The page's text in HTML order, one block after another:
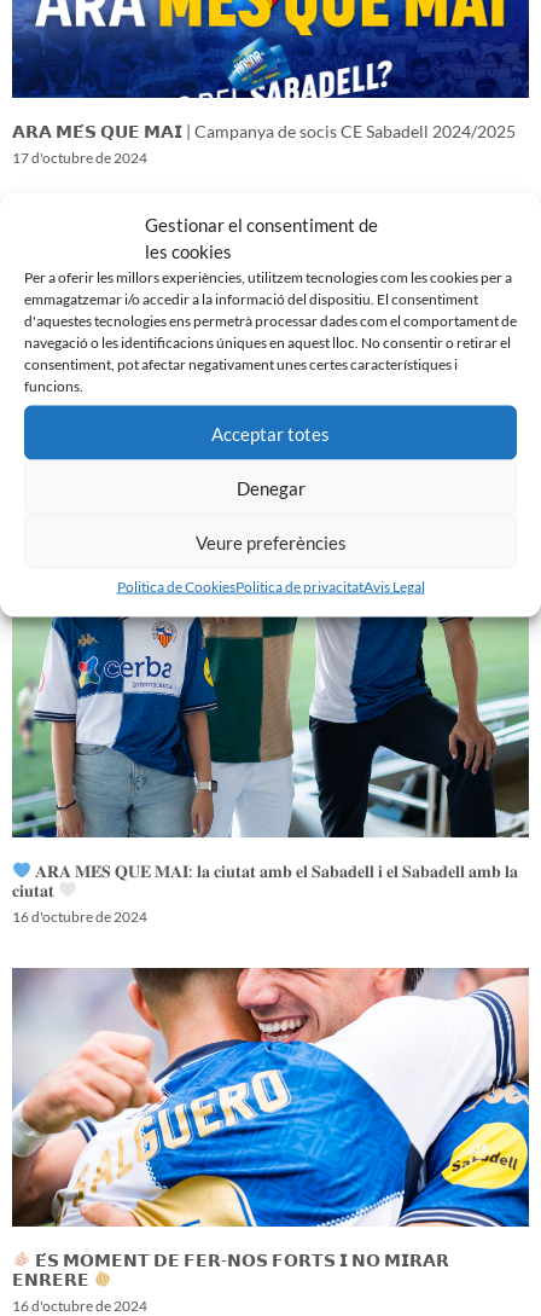
Gestionar el consentiment de
les cookies
Per a oferir les millors experiències, utilitzem tecnologies com les cookies per a
emmagatzemar i/o accedir a la informació del dispositiu. El consentiment
d'aquestes tecnologies ens permetrà processar dades com el comportament de
navegació o les identificacions úniques en aquest lloc. No consentir o retirar el
consentiment, pot afectar negativament unes certes característiques i
funcions.
Acceptar totes
Denegar
Veure preferències
Politica de CookiesPolitica de privacitatAvis Legal
𝗔𝗥𝗔 𝗠𝗘́𝗦 𝗤𝗨𝗘 𝗠𝗔𝗜 | Campanya de socis CE Sabadell 2024/2025
17 d'octubre de 2024
𝑽𝒆𝒏𝒊𝒎 𝒅’𝒖𝒏𝒂 𝒈𝒓𝒂𝒏 𝒃𝒂𝒕𝒂𝒍𝒍𝒂…𝒊 𝒂𝒏𝒆𝒎 𝒂 𝒑𝒆𝒓 𝒍𝒂 𝒔𝒆𝒈𝒖̈𝒆𝒏𝒕
𝐀𝐑𝐀 𝐌𝐄́𝐒 𝐐𝐔𝐄 𝐌𝐀𝐈: 𝐥𝐚 𝐜𝐢𝐮𝐭𝐚𝐭 𝐚𝐦𝐛 𝐞𝐥 𝐒𝐚𝐛𝐚𝐝𝐞𝐥𝐥 𝐢 𝐞𝐥 𝐒𝐚𝐛𝐚𝐝𝐞𝐥𝐥 𝐚𝐦𝐛 𝐥𝐚
𝐜𝐢𝐮𝐭𝐚𝐭
16 d'octubre de 2024
𝗘́𝗦 𝗠𝗢𝗠𝗘𝗡𝗧 𝗗𝗘 𝗙𝗘𝗥-𝗡𝗢𝗦 𝗙𝗢𝗥𝗧𝗦 𝗜 𝗡𝗢 𝗠𝗜𝗥𝗔𝗥
𝗘𝗡𝗥𝗘𝗥𝗘
16 d'octubre de 2024